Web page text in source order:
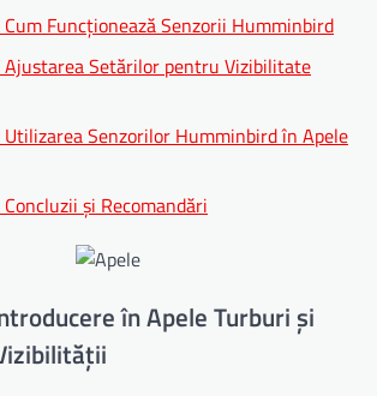
Funcționează Senzorii Humminbird
Ajustarea Setărilor pentru Vizibilitate
Utilizarea Senzorilor Humminbird în Apele
și Recomandări
în Apele Turburi și